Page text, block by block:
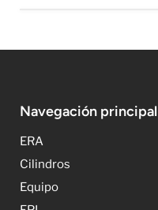
Navegación principal
ERA
Cilindros
Equipo